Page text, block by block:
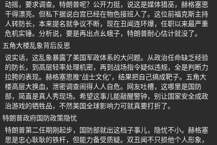
动摇，要求调查。特朗普呢？公开力挺，说这是媒体猎巫，赫格塞思
干得漂亮。但私下据说白宫已经在物色接班人了。这位前福克斯主持
人转防长，本来提名就争议不断，现在丑闻连环爆，任职以来最严重
危机实锤。分析说，要是再出点幺蛾子，特朗普耐心估计就没了。
五角大楼乱象背后反思
说实话，这乱象暴露了美国军政体系的大问题。从政治任命缺乏经验
的防长，到高层轻率处理机密，再到战场指令疑似违规，全是判断力
拉胯的表现。赫格塞思推“战士文化”，结果把自己搞成靶子。五角大
楼高层大换血，泄密调查闹得人人自危。网友吐槽，这哪里是国防
部，简直是真人秀现场。希望这事儿能敲醒警钟，别让国家安全成政
治游戏的牺牲品，不然美国全球影响力可就真要打折了。
特朗普政府国防政策隐忧
特朗普第二任期刚起步，国防部就出这档子事儿，隐忧不小。赫格塞
思是忠心耿耿的铁杆，但能力备受质疑。双丑闻不只损他个人形象，